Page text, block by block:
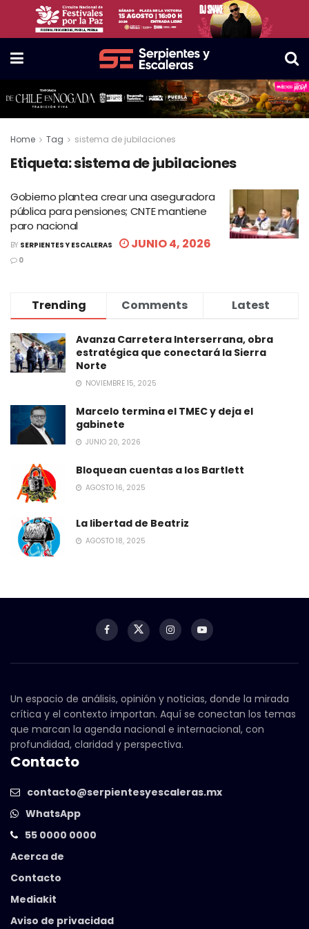
Home Tag sistema de jubilaciones
Etiqueta:sistema de jubilaciones
Gobierno plantea crear una aseguradora
pública para pensiones; CNTE mantiene
paro nacional
BY SERPIENTES Y ESCALERAS JUNIO 4, 2026
0
Trending Comments Latest
Avanza Carretera Interserrana, obra
estratégica que conectará la Sierra
Norte
NOVIEMBRE 15, 2025
Marcelo termina el TMEC y deja el
gabinete
JUNIO 20, 2026
Bloquean cuentas a los Bartlett
AGOSTO 16, 2025
La libertad de Beatriz
AGOSTO 18, 2025
Un espacio de análisis, opinión y noticias, donde la mirada
crítica y el contexto importan. Aquí se conectan los temas
que marcan la agenda nacional e internacional, con
profundidad, claridad y perspectiva.
Contacto
contacto@serpientesyescaleras.mx
WhatsApp
55 0000 0000
Acerca de
Contacto
Mediakit
Aviso de privacidad